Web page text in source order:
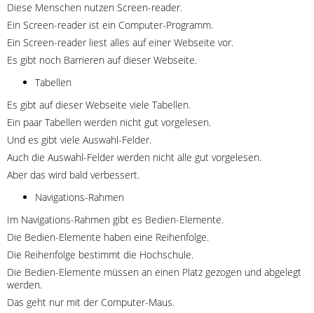
Diese Menschen nutzen Screen-reader.
Ein Screen-reader ist ein Computer-Programm.
Ein Screen-reader liest alles auf einer Webseite vor.
Es gibt noch Barrieren auf dieser Webseite.
Tabellen
Es gibt auf dieser Webseite viele Tabellen.
Ein paar Tabellen werden nicht gut vorgelesen.
Und es gibt viele Auswahl-Felder.
Auch die Auswahl-Felder werden nicht alle gut vorgelesen.
Aber das wird bald verbessert.
Navigations-Rahmen
Im Navigations-Rahmen gibt es Bedien-Elemente.
Die Bedien-Elemente haben eine Reihenfolge.
Die Reihenfolge bestimmt die Hochschule.
Die Bedien-Elemente müssen an einen Platz gezogen und abgelegt
werden.
Das geht nur mit der Computer-Maus.